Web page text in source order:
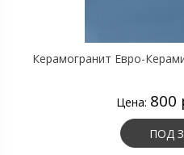
Керамогранит Евро-
Цена: 800
ПОД